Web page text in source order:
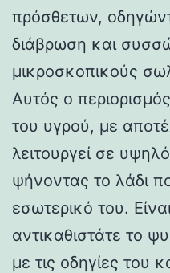
πρόσθετων,
διάβρωση και
μικροσκοπικούς
Αυτός ο
του υγρού, με
λειτουργεί σε
ψήνοντας το λάδι
εσωτερικό του.
αντικαθιστάτε το
με τις οδηγίες του